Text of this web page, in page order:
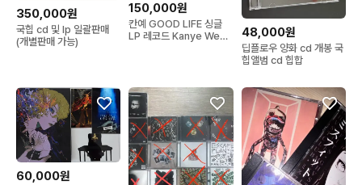
350,000원
국힙 cd 및 lp 일괄판매
(개별판매 가능)
150,000원
칸예 GOOD LIFE 싱글
LP 레코드 Kanye West
48,000원
딥플로우 양화 cd 개봉 국
힙앨범 cd 힙합
60,000원